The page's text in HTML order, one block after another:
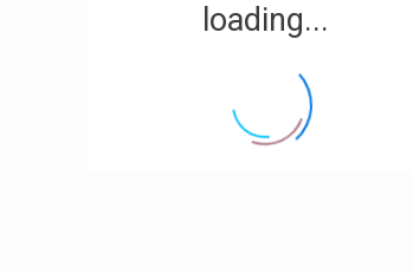
loading...